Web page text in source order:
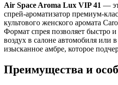
Air Space Aroma Lux VIP 41 —
спрей-ароматизатор премиум-
культового женского аромата
Формат спрея позволяет быстро
воздух в салоне автомобиля или
изысканное амбре, которое
Преимущества и